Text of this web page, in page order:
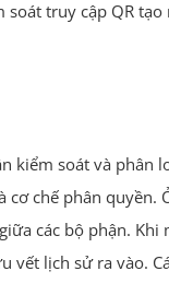
truy cập QR
kiểm soát và phân
chế phân quyền.
các bộ phận.
vết lịch sử ra vào.